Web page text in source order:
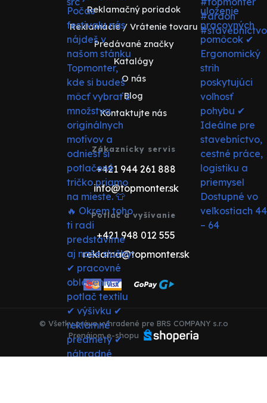
Reklamačný poriadok
Reklamácie / Vrátenie tovaru
Predávané značky
Katalógy
O nás
Blog
Kontaktujte nás
Zákaznícky servis
+421 944 261 888
info@topmonter.sk
Potlač a vyšívanie
+421 948 012 555
reklama@topmonter.sk
© Všetky práva vyhradené pre BRS COMPANY s.r.o
Prenájom e-shopu